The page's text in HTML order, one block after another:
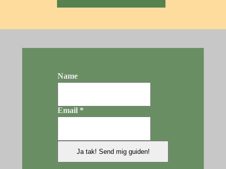
Name
Email *